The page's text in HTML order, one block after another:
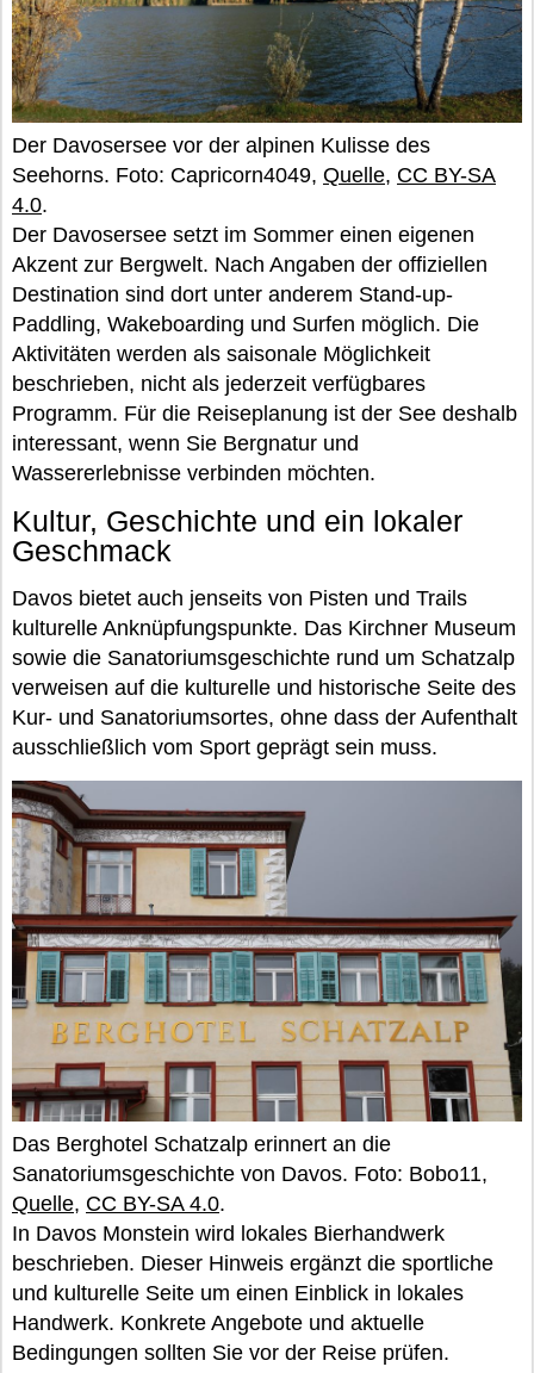
Der Davosersee vor der alpinen Kulisse des
Seehorns. Foto: Capricorn4049, Quelle, CC BY-SA
4.0.
Der Davosersee setzt im Sommer einen eigenen
Akzent zur Bergwelt. Nach Angaben der offiziellen
Destination sind dort unter anderem Stand-up-
Paddling, Wakeboarding und Surfen möglich. Die
Aktivitäten werden als saisonale Möglichkeit
beschrieben, nicht als jederzeit verfügbares
Programm. Für die Reiseplanung ist der See deshalb
interessant, wenn Sie Bergnatur und
Wassererlebnisse verbinden möchten.
Kultur, Geschichte und ein lokaler
Geschmack
Davos bietet auch jenseits von Pisten und Trails
kulturelle Anknüpfungspunkte. Das Kirchner Museum
sowie die Sanatoriumsgeschichte rund um Schatzalp
verweisen auf die kulturelle und historische Seite des
Kur- und Sanatoriumsortes, ohne dass der Aufenthalt
ausschließlich vom Sport geprägt sein muss.
Das Berghotel Schatzalp erinnert an die
Sanatoriumsgeschichte von Davos. Foto: Bobo11,
Quelle, CC BY-SA 4.0.
In Davos Monstein wird lokales Bierhandwerk
beschrieben. Dieser Hinweis ergänzt die sportliche
und kulturelle Seite um einen Einblick in lokales
Handwerk. Konkrete Angebote und aktuelle
Bedingungen sollten Sie vor der Reise prüfen.